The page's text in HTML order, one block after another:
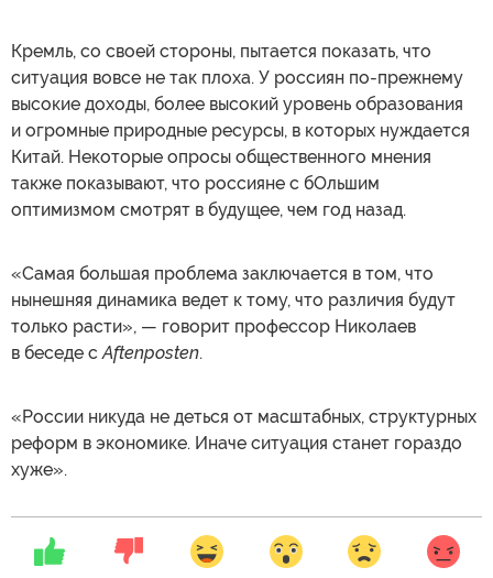
Кремль, со своей стороны, пытается показать, что
ситуация вовсе не так плоха. У россиян по-прежнему
высокие доходы, более высокий уровень образования
и огромные природные ресурсы, в которых нуждается
Китай. Некоторые опросы общественного мнения
также показывают, что россияне с бОльшим
оптимизмом смотрят в будущее, чем год назад.
«Самая большая проблема заключается в том, что
нынешняя динамика ведет к тому, что различия будут
только расти», — говорит профессор Николаев
в беседе сAftenposten.
«России никуда не деться от масштабных, структурных
реформ в экономике. Иначе ситуация станет гораздо
хуже».